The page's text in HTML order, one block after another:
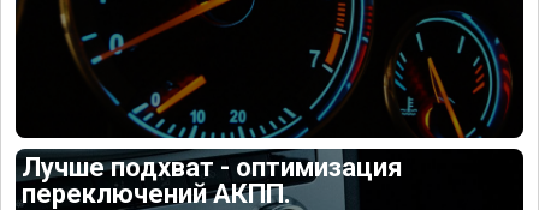
Лучше подхват - оптимизация
переключений АКПП.